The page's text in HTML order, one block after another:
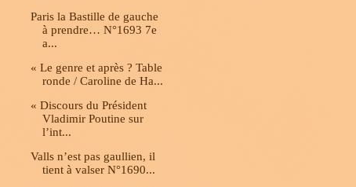
Paris la Bastille de gauche
à prendre… N°1693 7e
a...
« Le genre et après ? Table
ronde / Caroline de Ha...
« Discours du Président
Vladimir Poutine sur
l’int...
Valls n’est pas gaullien, il
tient à valser N°1690...